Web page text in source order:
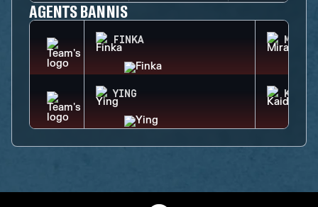
AGENTS BANNIS
FINKA MIRA
YING KAID